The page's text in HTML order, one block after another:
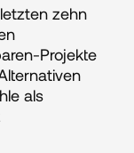
zehn
Projekte
als